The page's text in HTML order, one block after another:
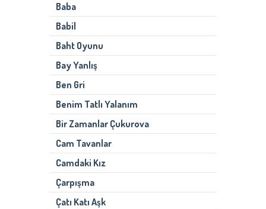
Baba
Babil
Baht Oyunu
Bay Yanlış
Ben Gri
Benim Tatlı Yalanım
Bir Zamanlar Çukurova
Cam Tavanlar
Camdaki Kız
Çarpışma
Çatı Katı Aşk